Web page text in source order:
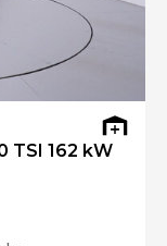
TSI 162 kW